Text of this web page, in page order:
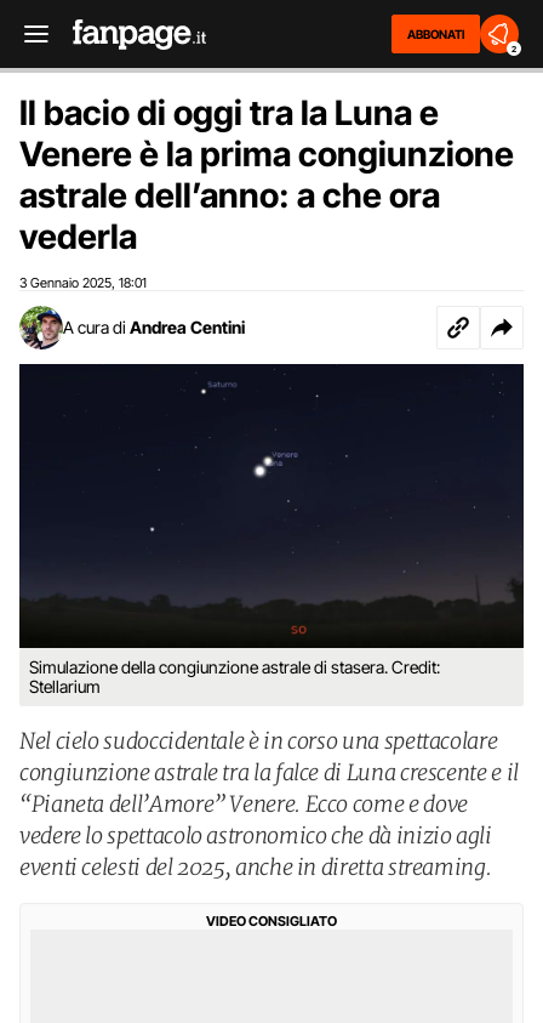
ABBONATI
2
Il bacio di oggi tra la Luna e
Venere è la prima congiunzione
astrale dell’anno: a che ora
vederla
3 Gennaio 2025 18:01
A cura di Andrea Centini
Simulazione della congiunzione astrale di stasera. Credit:
Stellarium
Nel cielo sudoccidentale è in corso una spettacolare
congiunzione astrale tra la falce di Luna crescente e il
“Pianeta dell’Amore” Venere. Ecco come e dove
vedere lo spettacolo astronomico che dà inizio agli
eventi celesti del 2025, anche in diretta streaming.
VIDEO CONSIGLIATO